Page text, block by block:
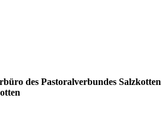
des Pastoralverbundes Salzkotten